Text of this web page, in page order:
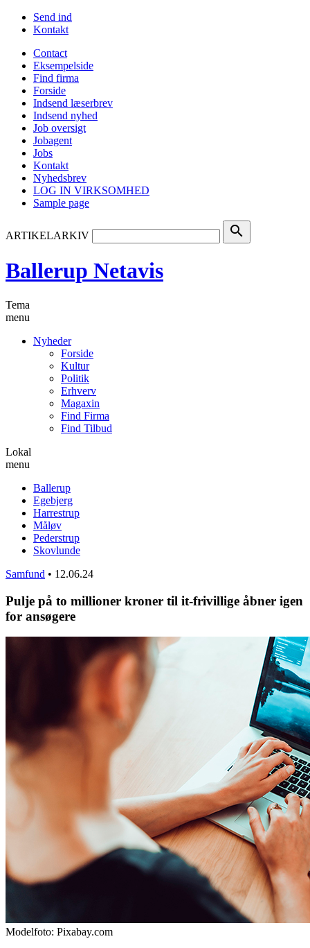
Send ind
Kontakt
Contact
Eksempelside
Find firma
Forside
Indsend læserbrev
Indsend nyhed
Job oversigt
Jobagent
Jobs
Kontakt
Nyhedsbrev
LOG IN VIRKSOMHED
Sample page
ARTIKELARKIV search
Ballerup Netavis
Tema
menu
Nyheder
Forside
Kultur
Politik
Erhverv
Magaxin
Find Firma
Find Tilbud
Lokal
menu
Ballerup
Egebjerg
Harrestrup
Måløv
Pederstrup
Skovlunde
Samfund • 12.06.24
Pulje på to millioner kroner til it-frivillige åbner igen
for ansøgere
Modelfoto: Pixabay.com